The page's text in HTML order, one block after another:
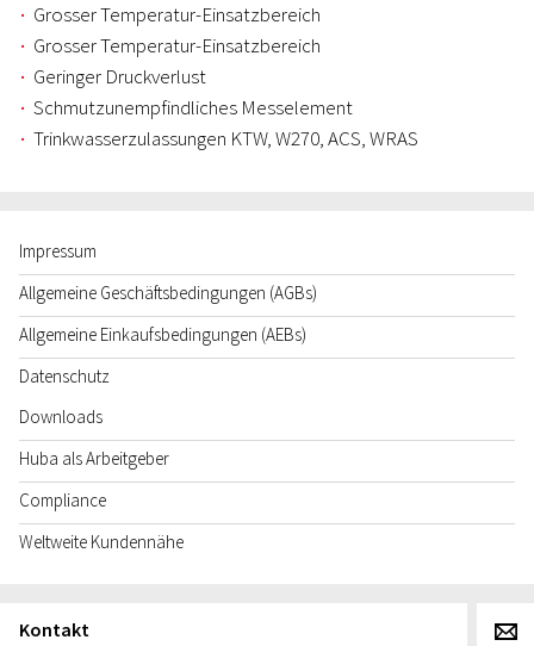
Grosser Temperatur-Einsatzbereich
Grosser Temperatur-Einsatzbereich
Geringer Druckverlust
Schmutzunempfindliches Messelement
Trinkwasserzulassungen KTW, W270, ACS, WRAS
Impressum
Allgemeine Geschäftsbedingungen (AGBs)
Allgemeine Einkaufsbedingungen (AEBs)
Datenschutz
Downloads
Huba als Arbeitgeber
Compliance
Weltweite Kundennähe
Kontakt g